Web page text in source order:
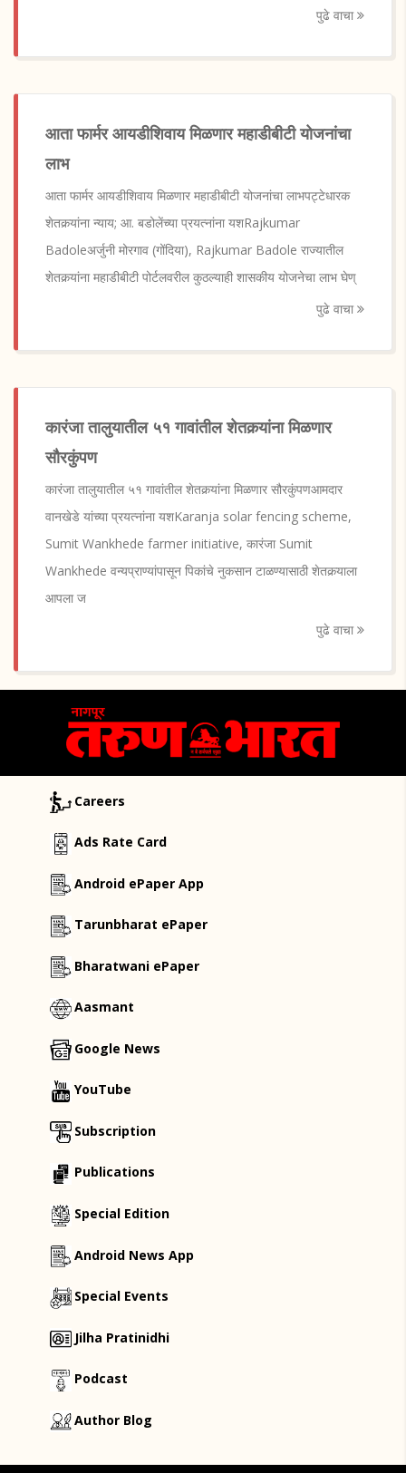
पुढे वाचा
आता फार्मर आयडीशिवाय मिळणार महाडीबीटी योजनांचा
लाभ
आता फार्मर आयडीशिवाय मिळणार महाडीबीटी योजनांचा लाभपट्टेधारक
शेतकर्‍यांना न्याय; आ. बडोलेंच्या प्रयत्नांना यशRajkumar
Badoleअर्जुनी मोरगाव (गोंदिया), Rajkumar Badole राज्यातील
शेतकर्‍यांना महाडीबीटी पोर्टलवरील कुठल्याही शासकीय योजनेचा लाभ घेण्
पुढे वाचा
कारंजा तालुयातील ५१ गावांतील शेतकर्‍यांना मिळणार
सौरकुंपण
कारंजा तालुयातील ५१ गावांतील शेतकर्‍यांना मिळणार सौरकुंपणआमदार
वानखेडे यांच्या प्रयत्नांना यशKaranja solar fencing scheme,
Sumit Wankhede farmer initiative, कारंजा Sumit
Wankhede वन्यप्राण्यांपासून पिकांचे नुकसान टाळण्यासाठी शेतकर्‍याला
आपला ज
पुढे वाचा
Careers
Ads Rate Card
Android ePaper App
Tarunbharat ePaper
Bharatwani ePaper
Aasmant
Google News
YouTube
Subscription
Publications
Special Edition
Android News App
Special Events
Jilha Pratinidhi
Podcast
Author Blog